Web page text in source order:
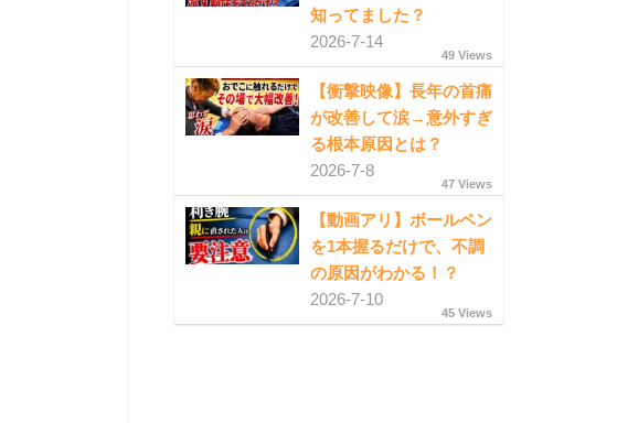
知ってました？
2026-7-14
49 Views
【衝撃映像】長年の首痛
が改善して涙→意外すぎ
る根本原因とは？
2026-7-8
47 Views
【動画アリ】ボールペン
を1本握るだけで、不調
の原因がわかる！？
2026-7-10
45 Views